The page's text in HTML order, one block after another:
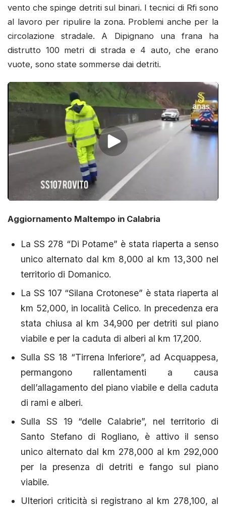
vento che spinge detriti sul binari. I tecnici di Rfi sono
al lavoro per ripulire la zona. Problemi anche per la
circolazione stradale. A Dipignano una frana ha
distrutto 100 metri di strada e 4 auto, che erano
vuote, sono state sommerse dai detriti.
Aggiornamento Maltempo in Calabria
La SS 278 “Di Potame” è stata riaperta a senso
unico alternato dal km 8,000 al km 13,300 nel
territorio di Domanico.
La SS 107 “Silana Crotonese” è stata riaperta al
km 52,000, in località Celico. In precedenza era
stata chiusa al km 34,900 per detriti sul piano
viabile e per la caduta di alberi al km 17,200.
Sulla SS 18 “Tirrena Inferiore”, ad Acquappesa,
permangono rallentamenti a causa
dell’allagamento del piano viabile e della caduta
di rami e alberi.
Sulla SS 19 “delle Calabrie”, nel territorio di
Santo Stefano di Rogliano, è attivo il senso
unico alternato dal km 278,000 al km 292,000
per la presenza di detriti e fango sul piano
viabile.
Ulteriori criticità si registrano al km 278,100, al